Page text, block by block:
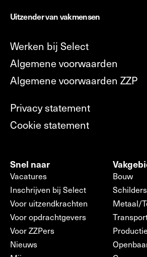
Uitzender van vakmensen
Werken bij Select
Algemene voorwaarden
Algemene voorwaarden ZZP
Privacy statement
Cookie statement
Snel naar
Vacatures
Inschrijven bij Select
Voor uitzendkrachten
Voor opdrachtgevers
Voor ZZPers
Nieuws
Bouw
Schilders
Metaal/
Productie